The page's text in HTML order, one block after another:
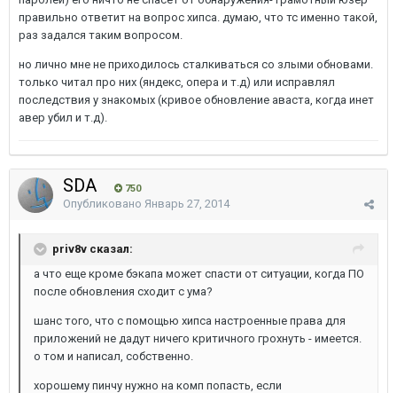
правильно ответит на вопрос хипса. думаю, что тс именно такой,
раз задался таким вопросом.
но лично мне не приходилось сталкиваться со злыми обновами.
только читал про них (яндекс, опера и т.д) или исправлял
последствия у знакомых (кривое обновление аваста, когда инет
авер убил и т.д).
SDA 750
Опубликовано Январь 27, 2014
priv8v сказал:
а что еще кроме бэкапа может спасти от ситуации, когда ПО
после обновления сходит с ума?
шанс того, что с помощью хипса настроенные права для
приложений не дадут ничего критичного грохнуть - имеется.
о том и написал, собственно.
хорошему пинчу нужно на комп попасть, если